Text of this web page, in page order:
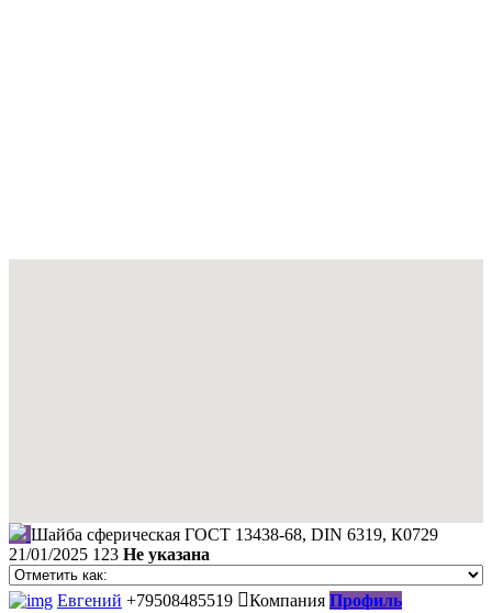
Шайба сферическая ГОСТ 13438-68, DIN 6319, К0729
21/01/2025 123 Не указана
Евгений +79508485519 Компания Профиль